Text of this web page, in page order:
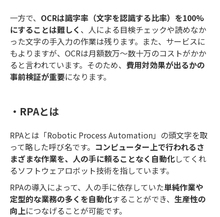
一方で、 OCRは識字率（文字を認識する比率）を100%
にすることは難しく 、人による目検チェックや読めなか
った文字の手入力の作業は残ります。また、サービスに
もよりますが、OCRは月額数万～数十万のコストがかか
ると言われています。そのため、 費用対効果が出るかの
事前検証が重要になります。
・RPAとは
RPAとは「Robotic Process Automation」の頭文字を取
って略した呼び名です。 コンピューター上で行われるさ
まざまな作業を、人の手に頼ることなく自動化してくれ
るソフトウェアロボット技術を指しています。
RPAの導入によって、人の手に依存していた単純作業や
定型的な業務の多くを自動化することができ、 生産性の
向上につなげることが可能です。